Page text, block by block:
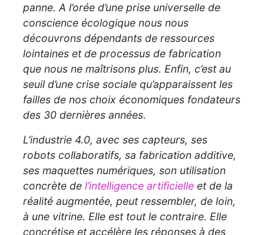
panne. A l’orée d’une prise universelle de
conscience écologique nous nous
découvrons dépendants de ressources
lointaines et de processus de fabrication
que nous ne maîtrisons plus. Enfin, c’est au
seuil d’une crise sociale qu’apparaissent les
failles de nos choix économiques fondateurs
des 30 dernières années.
L’industrie 4.0, avec ses capteurs, ses
robots collaboratifs, sa fabrication additive,
ses maquettes numériques, son utilisation
concrète de l’intelligence artificielle et de la
réalité augmentée, peut ressembler, de loin,
à une vitrine. Elle est tout le contraire. Elle
concrétise et accélère les réponses à des